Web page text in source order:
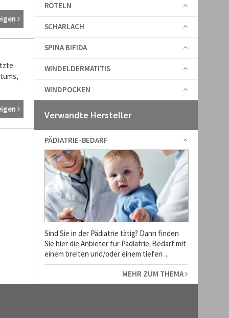
RÖTELN
SCHARLACH
SPINA BIFIDA
WINDELDERMATITIS
WINDPOCKEN
Verwandte Hersteller
PÄDIATRIE-BEDARF
Sind Sie in der Pädiatrie tätig? Dann finden
Sie hier die Anbieter für Pädiatrie-Bedarf mit
einem breiten und/oder einem tiefen ...
MEHR ZUM THEMA